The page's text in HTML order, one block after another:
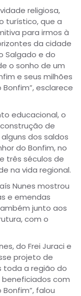
religiosa,
turístico, que a
para irmos à
da cidade
Salgado e do
o sonho de um
e seus milhões
esclarece
educacional, o
de
dos saldos
do Bonfim, no
três séculos de
na vida regional.
Nunes mostrou
e emendas
junto aos
com o
do Frei Juraci e
projeto de
toda a região do
beneficiados com
falou